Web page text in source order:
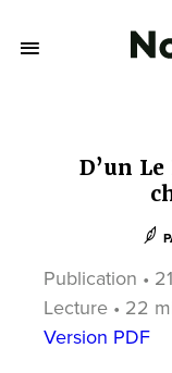
D’un
Publication •
Lecture • 22
Version PDF